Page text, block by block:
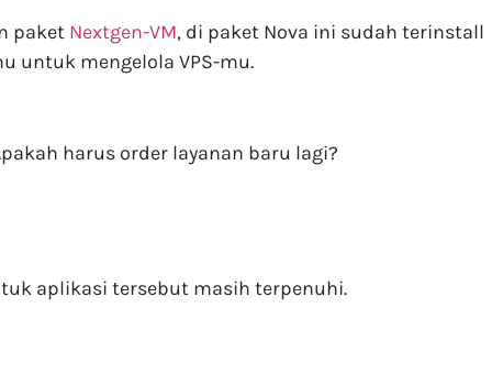
paket Nextgen-VM, di paket Nova ini sudah terinstall
untuk mengelola VPS-mu.
harus order layanan baru lagi?
aplikasi tersebut masih terpenuhi.